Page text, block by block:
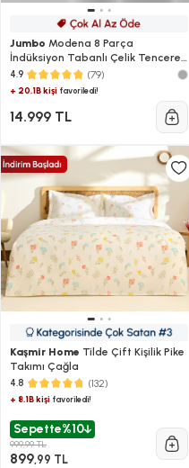
Jumbo Modena 8 Parça
İndüksiyon Tabanlı Çelik Tencere
Seti
4.9 (79)
+ 20.1B kişi favoriledi!
14.999 TL
Kaşmir Home Tilde Çift Kişilik Pike
Takımı Çağla
4.8 (132)
+ 8.1B kişi favoriledi!
Sepette%10
999,99 TL
899,99 TL